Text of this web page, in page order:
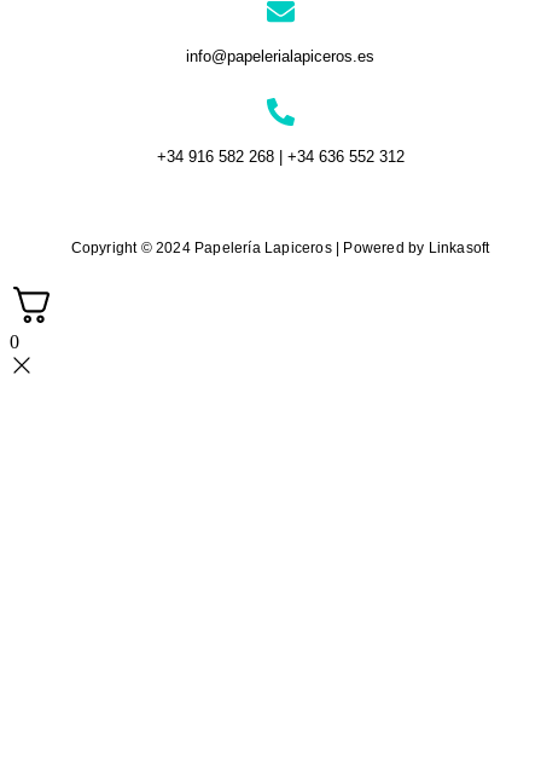
info@papelerialapiceros.es
+34 916 582 268 | +34 636 552 312
Copyright © 2024 Papelería Lapiceros | Powered by Linkasoft
0